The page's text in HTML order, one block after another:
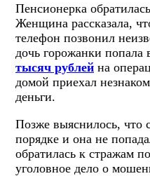
Пенсионерка
Женщина рассказала,
телефон позвонил
дочь горожанки
тысяч рублей на
домой приехал
деньги.
Позже выяснилось, что
порядке и она не
обратилась к стражам
уголовное дело о